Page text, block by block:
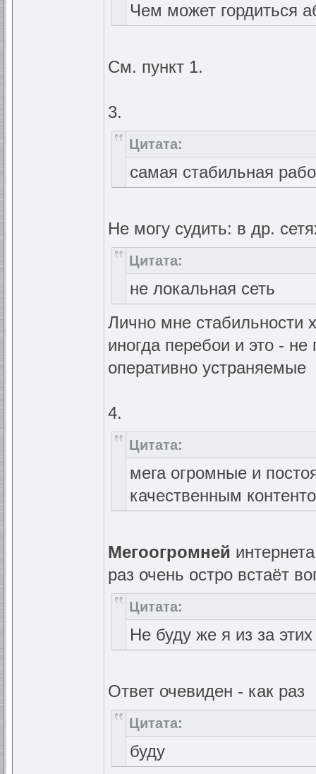
Чем может гордиться
См. пункт 1.
3.
Цитата:
самая стабильная
Не могу судить: в др.
Цитата:
не локальная сеть
Лично мне стабильности
иногда перебои и это -
оперативно устраняемые
4.
Цитата:
мега огромные и
качественным
Мегоогромней
раз очень остро встаёт
Цитата:
Не буду же я из за
Ответ очевиден - как раз
Цитата:
буду